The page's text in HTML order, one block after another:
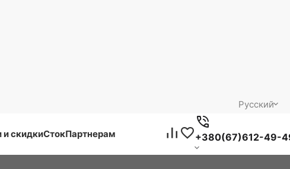
Русский
и скидкиСтокПартнерам +380(67)612-49-